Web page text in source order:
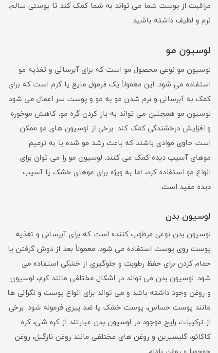
مراقبت از پوست شما می تواند به شما کمک کند تا پوستی سالم،
نرم و لطیف داشته باشید.
لوسیون مو
لوسیون مو نوعی محصول مو است که برای آبرسانی و تغذیه مو
استفاده می شود. این معمولاً یک فرمول مایع یا کرم است که برای
کمک به آبرسانی و نرم شدن مو به مو و پوست سر اعمال می شود.
لوسیون مو همچنین می تواند به باز کردن گره مو، کاهش موخوره
و افزایش درخشندگی کمک کند. برخی از لوسیون های مو ممکن
است حاوی موادی باشند که باعث رشد مو شده یا به ترمیم
موهای آسیب دیده کمک می کنند. لوسیون مو را می توان برای
انواع مو استفاده کرد، اما به ویژه برای موهای خشک یا آسیب
دیده مفید است.
لوسیون بدن
لوسیون بدن نوعی مرطوب کننده است که برای آبرسانی و تغذیه
پوست روی پوست استفاده می شود. معمولاً بعد از دوش گرفتن یا
حمام کردن برای حفظ رطوبت و جلوگیری از خشکی استفاده می
شود. لوسیون بدن می تواند در اشکال مختلفی مانند کرم، لوسیون
و روغن وجود داشته باشد و می تواند برای انواع پوست و نگرانی ها
مانند پوست حساس، پوست خشک یا ضد پیری فرموله شود. برخی
از ترکیبات رایج موجود در لوسیون بدن عبارتند از کره شی، کره
کاکائو، گلیسیرین و روغن های مختلفی مانند روغن نارگیل، روغن